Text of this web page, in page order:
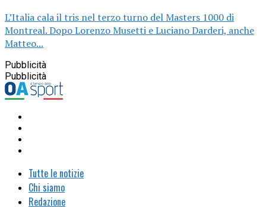
L’Italia cala il tris nel terzo turno del Masters 1000 di
Montreal. Dopo Lorenzo Musetti e Luciano Darderi, anche
Matteo...
Pubblicità
Pubblicità
Tutte le notizie
Chi siamo
Redazione